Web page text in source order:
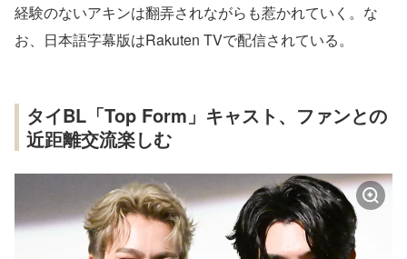
経験のないアキンは翻弄されながらも惹かれていく。な
お、日本語字幕版はRakuten TVで配信されている。
タイBL「Top Form」キャスト、ファンとの
近距離交流楽しむ